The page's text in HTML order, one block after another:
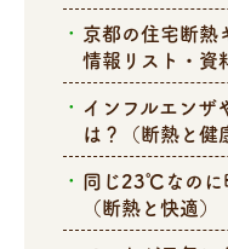
京都の住宅断熱
情報リスト・資
インフルエンザ
は？（断熱と健
同じ23℃なのに
（断熱と快適）